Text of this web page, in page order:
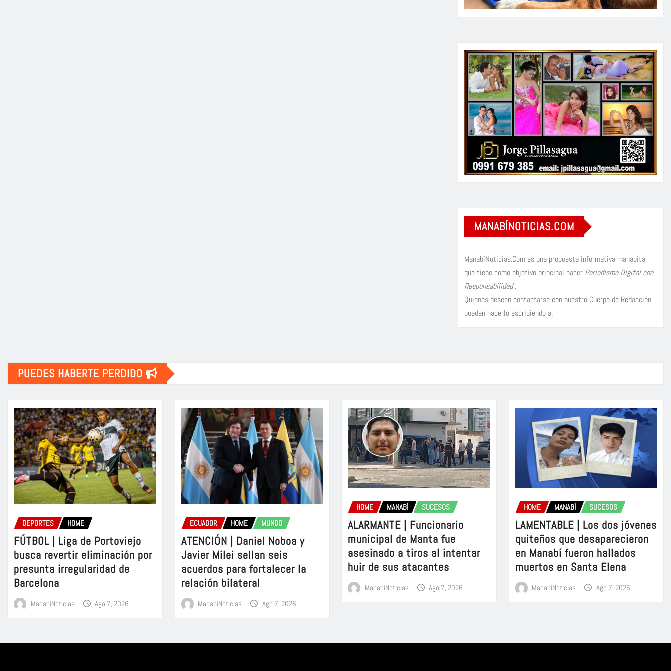
MANABÍNOTICIAS.COM
ManabíNoticias.Com es una propuesta informativa manabita
que tiene como objetivo principal hacer Periodismo Digital con
Responsabilidad.
Quienes deseen contactarse con nuestro Cuerpo de Redacción
pueden hacerlo escribiendo a:
PUEDES HABERTE PERDIDO
DEPORTES HOME
FÚTBOL | Liga de Portoviejo
busca revertir eliminación por
presunta irregularidad de
Barcelona
ManabiNoticias Ago 7, 2026
ECUADOR HOME MUNDO
ATENCIÓN | Daniel Noboa y
Javier Milei sellan seis
acuerdos para fortalecer la
relación bilateral
ManabiNoticias Ago 7, 2026
HOME MANABÍ SUCESOS
ALARMANTE | Funcionario
municipal de Manta fue
asesinado a tiros al intentar
huir de sus atacantes
ManabiNoticias Ago 7, 2026
HOME MANABÍ SUCESOS
LAMENTABLE | Los dos jóvenes
quiteños que desaparecieron
en Manabí fueron hallados
muertos en Santa Elena
ManabiNoticias Ago 7, 2026